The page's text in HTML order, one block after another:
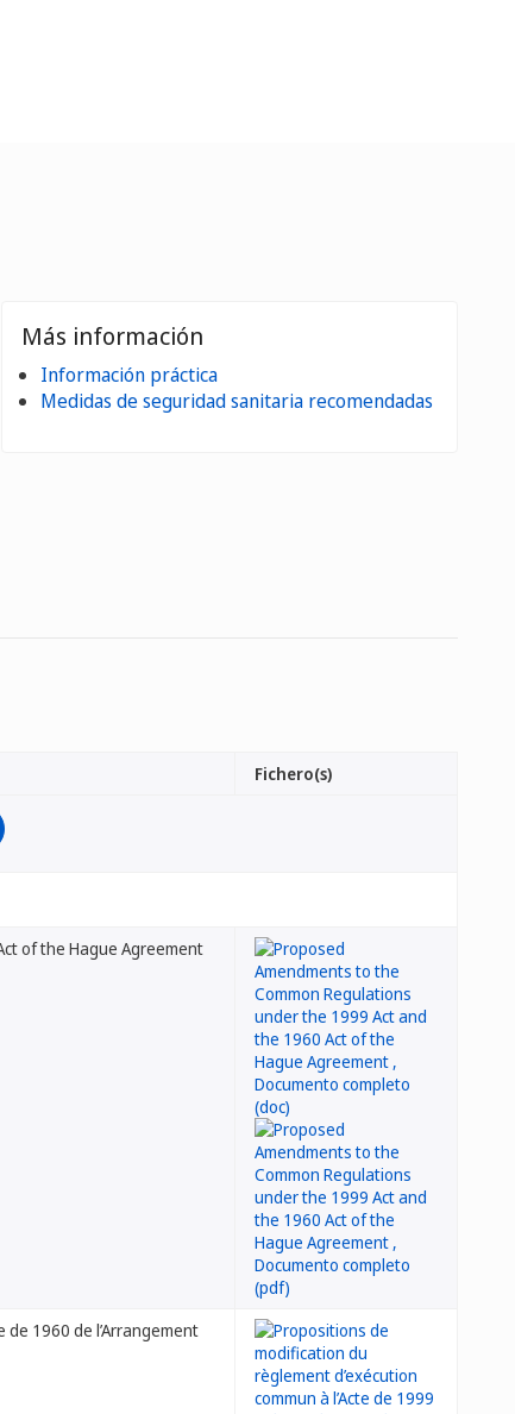
Más información
Información práctica
Medidas de seguridad sanitaria recomendadas
Fichero(s)
of the Hague Agreement
de 1960 de l’Arrangement